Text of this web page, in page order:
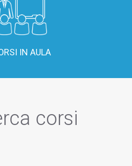
IN AULA
corsi